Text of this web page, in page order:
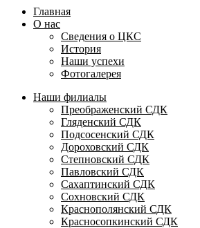
Главная
О нас
Сведения о ЦКС
История
Наши успехи
Фотогалерея
Наши филиалы
Преображенский СДК
Гляденский СДК
Подсосенский СДК
Дороховский СДК
Степновский СДК
Павловский СДК
Сахаптинский СДК
Сохновский СДК
Краснополянский СДК
Красносопкинский СДК